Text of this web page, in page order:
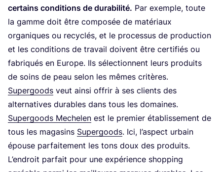
cer­tains condi­tions de dura­bi­li­té. Par exemple, toute
la gamme doit être com­po­sée de maté­riaux
orga­niques ou recy­clés, et le pro­ces­sus de pro­duc­tion
et les condi­tions de tra­vail doivent être cer­ti­fiés ou
fabri­qués en Europe. Ils sélec­tionnent leurs pro­duits
de soins de peau selon les mêmes cri­tères.
Super­goods veut ain­si offrir à ses clients des
alter­na­tives durables dans tous les domaines.
Super­goods Meche­len est le pre­mier éta­blis­se­ment de
tous les maga­sins Super­goods. Ici, l’as­pect urbain
épouse par­fai­te­ment les tons doux des pro­duits.
L’en­droit par­fait pour une expé­rience shop­ping